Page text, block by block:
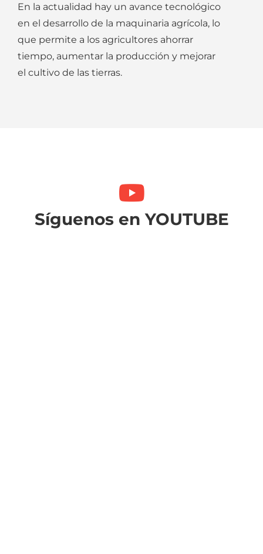
En la actualidad hay un avance tecnológico
en el desarrollo de la maquinaria agrícola, lo
que permite a los agricultores ahorrar
tiempo, aumentar la producción y mejorar
el cultivo de las tierras.
Síguenos en YOUTUBE